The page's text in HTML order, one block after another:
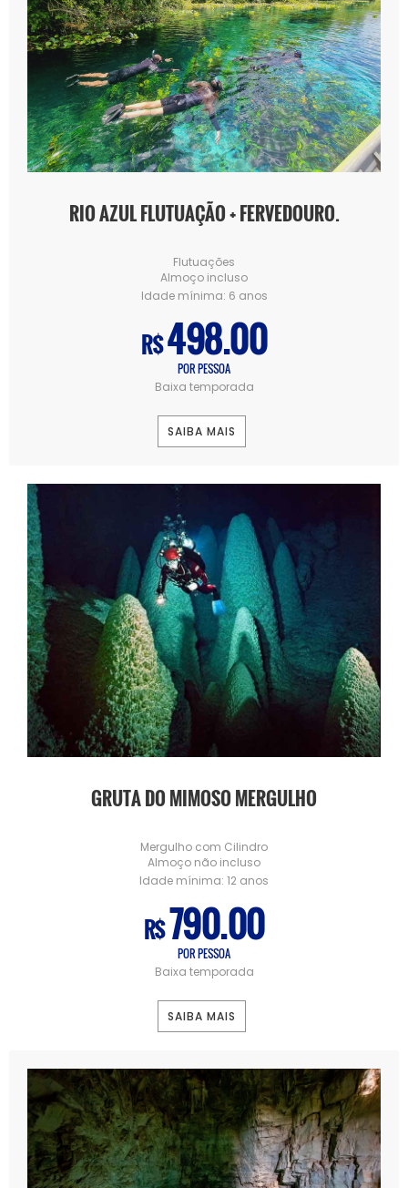
RIO AZUL FLUTUAÇÃO + FERVEDOURO.
Flutuações
Almoço incluso
Idade mínima: 6 anos
R$498.00
POR PESSOA
Baixa temporada
SAIBA MAIS
GRUTA DO MIMOSO MERGULHO
Mergulho com Cilindro
Almoço não incluso
Idade mínima: 12 anos
R$790.00
POR PESSOA
Baixa temporada
SAIBA MAIS